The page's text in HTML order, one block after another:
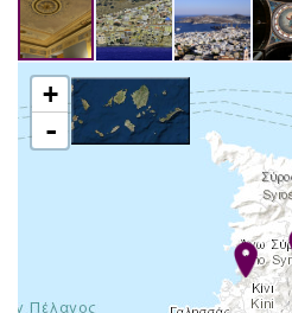
+
-